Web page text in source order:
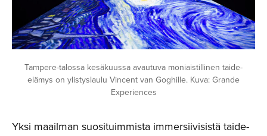
Tampere-talossa kesäkuussa avautuva moniaistillinen taide-
elämys on ylistyslaulu Vincent van Goghille. Kuva: Grande
Experiences
Yksi maailman suosituimmista immersiivisistä taide-